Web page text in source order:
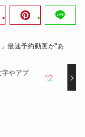
最速予約動画が"あ
字やアプ